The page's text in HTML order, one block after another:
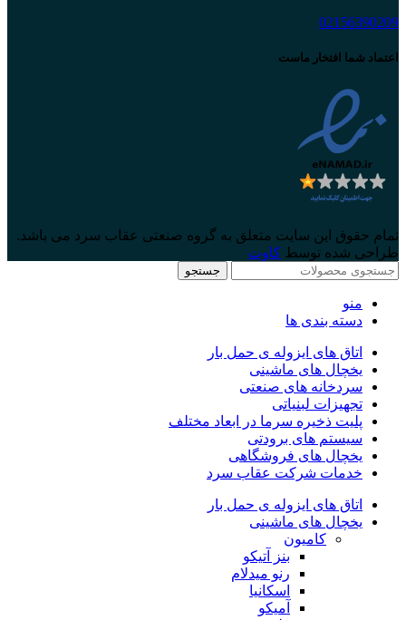
02156390209
اعتماد شما افتخار ماست
تمام حقوق این سایت متعلق به گروه صنعتی عقاب سرد می باشد.
طراحی شده توسط کاوت
جستجو
منو
دسته بندی ها
اتاق های ایزوله ی حمل بار
یخچال های ماشینی
سردخانه های صنعتی
تجهیزات لبنیاتی
پلیت ذخیره سرما در ابعاد مختلف
سیستم های برودتی
یخچال های فروشگاهی
خدمات شرکت عقاب سرد
اتاق های ایزوله ی حمل بار
یخچال های ماشینی
کامیون
بنز آتیکو
رنو میدلام
اسکانیا
آمیکو